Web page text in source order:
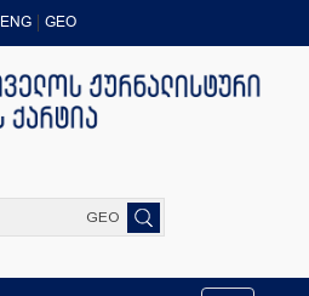
ENG GEO
GEO